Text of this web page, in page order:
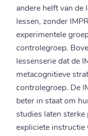
andere helft van de
lessen, zonder
experimentele
controlegroep.
lessenserie dat de
metacognitieve
controlegroep. De
beter in staat om
studies laten sterke
expliciete instructie